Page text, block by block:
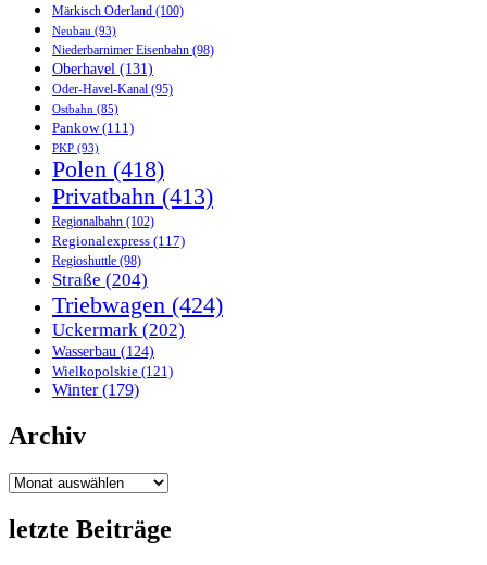
Märkisch Oderland (100)
Neubau (93)
Niederbarnimer Eisenbahn (98)
Oberhavel (131)
Oder-Havel-Kanal (95)
Ostbahn (85)
Pankow(111)
PKP (93)
Polen (418)
Privatbahn (413)
Regionalbahn (102)
Regionalexpress (117)
Regioshuttle (98)
Straße (204)
Triebwagen (424)
Uckermark (202)
Wasserbau (124)
Wielkopolskie (121)
Winter(179)
Archiv
Archiv
letzte Beiträge